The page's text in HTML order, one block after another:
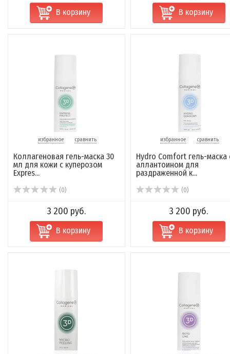
В корзину В корзину
избранное сравнить
Коллагеновая гель-маска 30
мл для кожи с куперозом
Expres...
(0)
3 200 руб.
В корзину
избранное сравнить
Hydro Comfort гель-маска
аллантоином для
раздраженной к...
(0)
3 200 руб.
В корзину